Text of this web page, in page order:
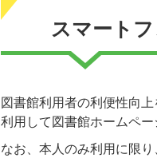
スマート
図書館利用者の利便性向
利用して図書館ホームペ
なお、本人のみ利用に限